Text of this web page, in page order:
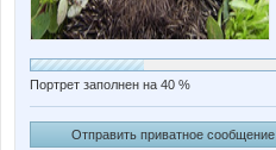
Портрет заполнен на 40 %
Отправить приватное сообщение